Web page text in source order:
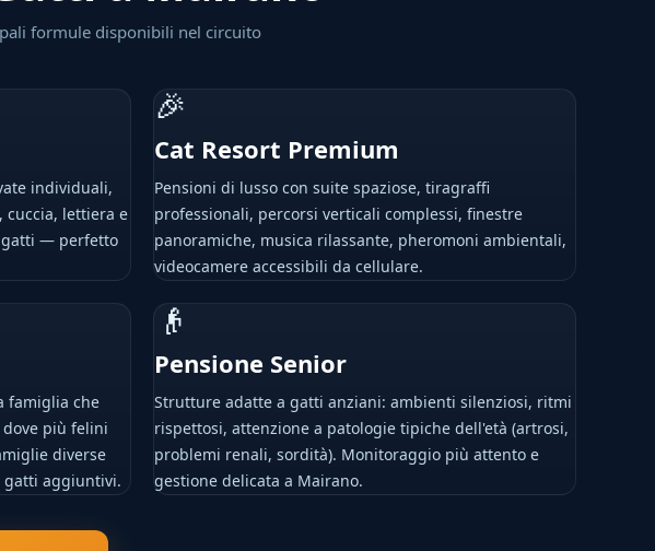
formule disponibili nel circuito
individuali,
cuccia, lettiera e
gatti — perfetto
🎉
Cat Resort Premium
Pensioni di lusso con suite spaziose, tiragraffi
professionali, percorsi verticali complessi, finestre
panoramiche, musica rilassante, pheromoni ambientali,
videocamere accessibili da cellulare.
famiglia che
più felini
diverse
gatti aggiuntivi.
👴
Pensione Senior
Strutture adatte a gatti anziani: ambienti silenziosi, ritmi
rispettosi, attenzione a patologie tipiche dell'età (artrosi,
problemi renali, sordità). Monitoraggio più attento e
gestione delicata a Mairano.